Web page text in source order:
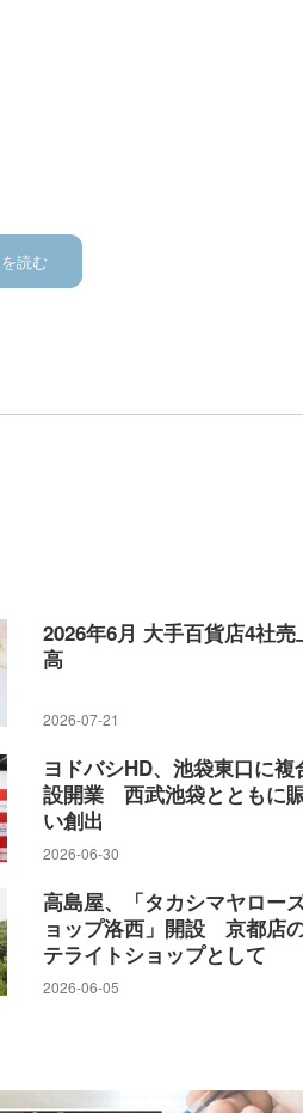
読む
2026年6月 大手百貨店4社売
高
2026-07-21
ヨドバシHD、池袋東口に複
設開業 西武池袋とともに
い創出
2026-06-30
高島屋、「タカシマヤロー
ョップ洛西」開設 京都店
テライトショップとして
2026-06-05